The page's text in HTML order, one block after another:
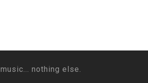
music... nothing else.